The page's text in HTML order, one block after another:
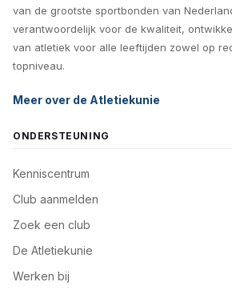
van de grootste sportbonden van
verantwoordelijk voor de kwaliteit,
van atletiek voor alle leeftijden zowel op
topniveau.
Meer over de Atletiekunie
ONDERSTEUNING
Kenniscentrum
Club aanmelden
Zoek een club
De Atletiekunie
Werken bij